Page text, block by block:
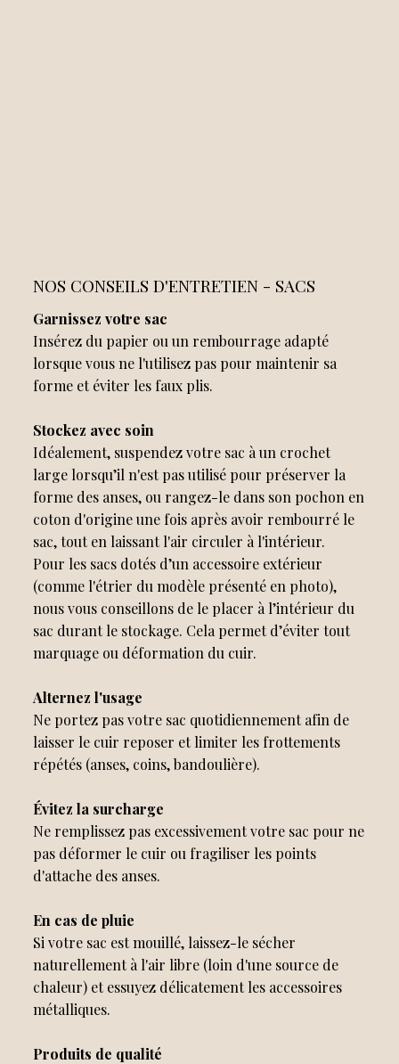
NOS CONSEILS D'ENTRETIEN - SACS
Garnissez votre sac
Insérez du papier ou un rembourrage adapté
lorsque vous ne l'utilisez pas pour maintenir sa
forme et éviter les faux plis.
Stockez avec soin
Idéalement, suspendez votre sac à un crochet
large lorsqu’il n'est pas utilisé pour préserver la
forme des anses, ou rangez-le dans son pochon en
coton d'origine une fois après avoir rembourré le
sac, tout en laissant l'air circuler à l'intérieur.
Pour les sacs dotés d’un accessoire extérieur
(comme l'étrier du modèle présenté en photo),
nous vous conseillons de le placer à l’intérieur du
sac durant le stockage. Cela permet d’éviter tout
marquage ou déformation du cuir.
Alternez l'usage
Ne portez pas votre sac quotidiennement afin de
laisser le cuir reposer et limiter les frottements
répétés (anses, coins, bandoulière).
Évitez la surcharge
Ne remplissez pas excessivement votre sac pour ne
pas déformer le cuir ou fragiliser les points
d'attache des anses.
En cas de pluie
Si votre sac est mouillé, laissez-le sécher
naturellement à l'air libre (loin d'une source de
chaleur) et essuyez délicatement les accessoires
métalliques.
Produits de qualité